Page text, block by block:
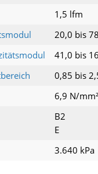
1,5 lfm
20,0 bis
41,0 bis
0,85 bis
6,9 N/mm²
B2
E
3.640 kPa